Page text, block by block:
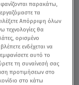
παρακάτω,
τα
Απόρριψη όλων
τεχνολογίες θα
ορισμένο
ενδέχεται να
αυτό το
τη συναίνεσή σας
προτιμήσεων στο
στο κάτω